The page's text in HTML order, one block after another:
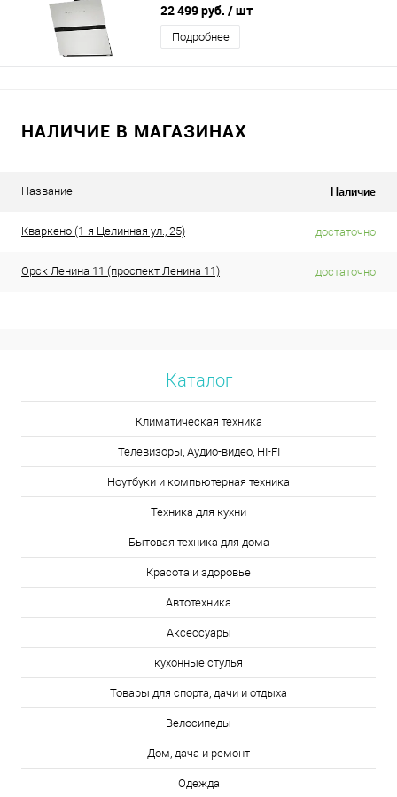
22 499 руб. / шт
Подробнее
НАЛИЧИЕ В МАГАЗИНАХ
Название Наличие
Кваркено (1-я Целинная ул., 25) достаточно
Орск Ленина 11 (проспект Ленина 11) достаточно
Каталог
Климатическая техника
Телевизоры, Аудио-видео, HI-FI
Ноутбуки и компьютерная техника
Техника для кухни
Бытовая техника для дома
Красота и здоровье
Автотехника
Аксессуары
кухонные стулья
Товары для спорта, дачи и отдыха
Велосипеды
Дом, дача и ремонт
Одежда